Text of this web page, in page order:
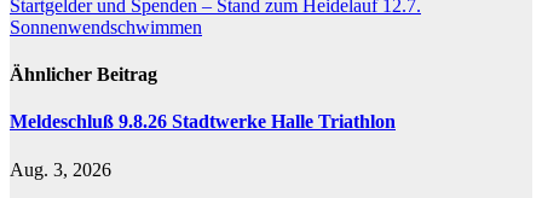
Beitragsnavigation
Startgelder und Spenden – Stand zum Heidelauf 12.7.
Sonnenwendschwimmen
Ähnlicher Beitrag
Meldeschluß 9.8.26 Stadtwerke Halle Triathlon
Aug. 3, 2026